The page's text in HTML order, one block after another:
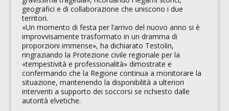
geografici e di collaborazione che uniscono i due
territori.
«Un momento di festa per l’arrivo del nuovo anno si è
improvvisamente trasformato in un dramma di
proporzioni immense», ha dichiarato Testolin,
ringraziando la Protezione civile regionale per la
«tempestività e professionalità»dimostrate e
confermando che la Regione continua a monitorare la
situazione, mantenendo la disponibilità a ulteriori
interventi a supporto dei soccorsi se richiesto dalle
autorità elvetiche.